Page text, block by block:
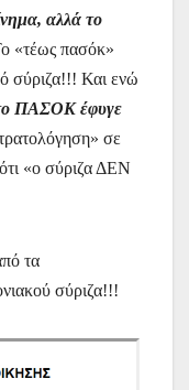
αλλά το
«τέως πασόκ»
σύριζα!!! Και ενώ
ΠΑΣΟΚ έφυγε
σε
«ο σύριζα ΔΕΝ
τα
σύριζα!!!